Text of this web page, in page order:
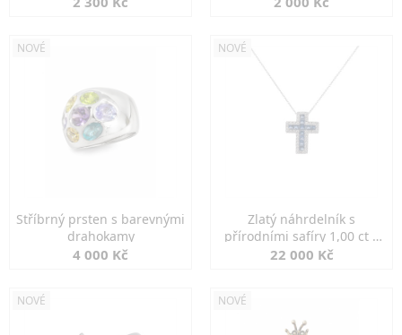
NOVÉ
Stříbrný prsten s barevnými
drahokamy
4 000 Kč
NOVÉ
Zlatý náhrdelník s
přírodními safíry 1,00 ct a
diamanty
22 000 Kč
NOVÉ NOVÉ